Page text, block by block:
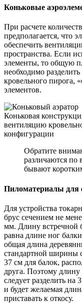
Коньковые
При расчете
предполагается, что
обеспечить
пространства. Если
элементы, то общую
необходимо
кровельного пирога,
элементов.
Коньковая
вентиляцию
конфигурации
Обратите
различаются по
бывают
Пиломатериалы для
Для устройства
брус сечением не
мм. Длину встречной
равна длине ног
общая длина
стандартной ширины
37 см для балок,
друга. Поэтому
следует разделить
и будет желаемая
приставать к откосу.